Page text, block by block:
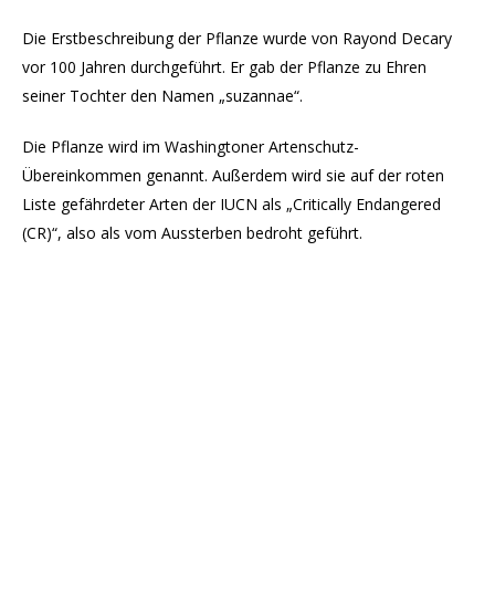
Die Erstbeschreibung der Pflanze wurde von Rayond Decary
vor 100 Jahren durchgeführt. Er gab der Pflanze zu Ehren
seiner Tochter den Namen „suzannae“.
Die Pflanze wird im Washingtoner Artenschutz-
Übereinkommen genannt. Außerdem wird sie auf der roten
Liste gefährdeter Arten der IUCN als „Critically Endangered
(CR)“, also als vom Aussterben bedroht geführt.